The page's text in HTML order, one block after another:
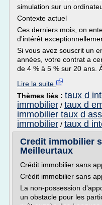
simulation sur un
Contexte actuel
Ces derniers mois, on
d'intérêt
Si vous avez souscrit un
années, votre contrat a
de 4 % à 5 % sur 20 ans.
Lire la suite
Thèmes liés : taux d
immobilier / taux d
immobilier taux d
immobilier / taux d
Credit immobilier
Meilleurtaux
Crédit immobilier sans
Crédit immobilier sans
La non-possession
un obstacle pour les